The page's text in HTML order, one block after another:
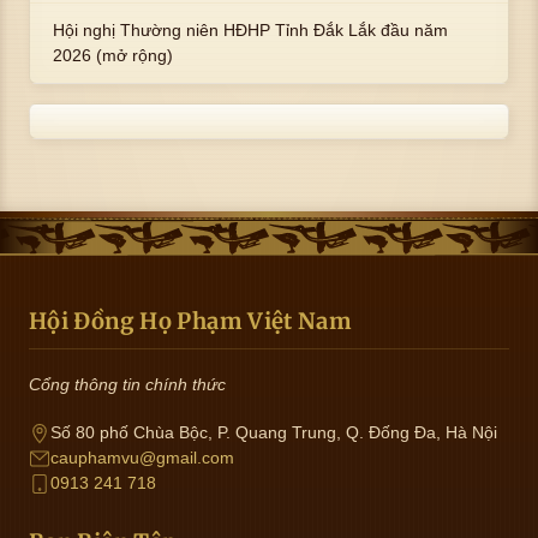
Hội nghị Thường niên HĐHP Tỉnh Đắk Lắk đầu năm
2026 (mở rộng)
Hội Đồng Họ Phạm Việt Nam
Cổng thông tin chính thức
Số 80 phố Chùa Bộc, P. Quang Trung, Q. Đống Đa, Hà Nội
cauphamvu@gmail.com
0913 241 718